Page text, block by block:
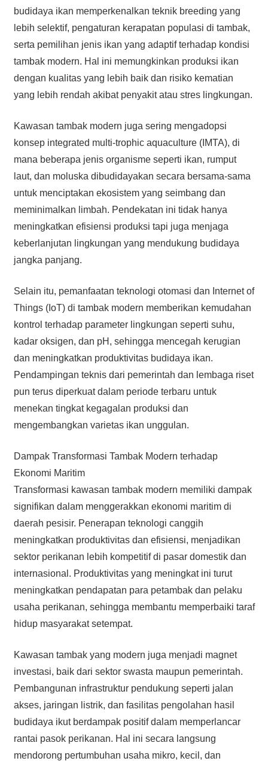
budidaya ikan memperkenalkan teknik breeding yang
lebih selektif, pengaturan kerapatan populasi di tambak,
serta pemilihan jenis ikan yang adaptif terhadap kondisi
tambak modern. Hal ini memungkinkan produksi ikan
dengan kualitas yang lebih baik dan risiko kematian
yang lebih rendah akibat penyakit atau stres lingkungan.
Kawasan tambak modern juga sering mengadopsi
konsep integrated multi-trophic aquaculture (IMTA), di
mana beberapa jenis organisme seperti ikan, rumput
laut, dan moluska dibudidayakan secara bersama-sama
untuk menciptakan ekosistem yang seimbang dan
meminimalkan limbah. Pendekatan ini tidak hanya
meningkatkan efisiensi produksi tapi juga menjaga
keberlanjutan lingkungan yang mendukung budidaya
jangka panjang.
Selain itu, pemanfaatan teknologi otomasi dan Internet of
Things (IoT) di tambak modern memberikan kemudahan
kontrol terhadap parameter lingkungan seperti suhu,
kadar oksigen, dan pH, sehingga mencegah kerugian
dan meningkatkan produktivitas budidaya ikan.
Pendampingan teknis dari pemerintah dan lembaga riset
pun terus diperkuat dalam periode terbaru untuk
menekan tingkat kegagalan produksi dan
mengembangkan varietas ikan unggulan.
Dampak Transformasi Tambak Modern terhadap
Ekonomi Maritim
Transformasi kawasan tambak modern memiliki dampak
signifikan dalam menggerakkan ekonomi maritim di
daerah pesisir. Penerapan teknologi canggih
meningkatkan produktivitas dan efisiensi, menjadikan
sektor perikanan lebih kompetitif di pasar domestik dan
internasional. Produktivitas yang meningkat ini turut
meningkatkan pendapatan para petambak dan pelaku
usaha perikanan, sehingga membantu memperbaiki taraf
hidup masyarakat setempat.
Kawasan tambak yang modern juga menjadi magnet
investasi, baik dari sektor swasta maupun pemerintah.
Pembangunan infrastruktur pendukung seperti jalan
akses, jaringan listrik, dan fasilitas pengolahan hasil
budidaya ikut berdampak positif dalam memperlancar
rantai pasok perikanan. Hal ini secara langsung
mendorong pertumbuhan usaha mikro, kecil, dan